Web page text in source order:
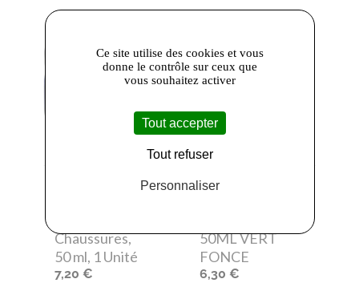
- Saphir
Chaussures,
50 ml, 1 Unité
7,20 €
Saphir
50ML VERT
FONCE
6,30 €
Ce site utilise des cookies et vous
donne le contrôle sur ceux que
vous souhaitez activer
Tout accepter
Tout refuser
Personnaliser